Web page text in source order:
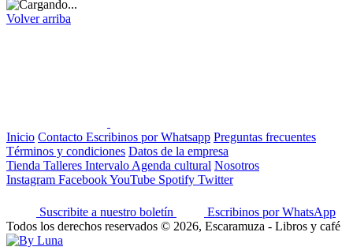
Volver arriba
Inicio Contacto Escribinos por Whatsapp Preguntas frecuentes
Términos y condiciones Datos de la empresa
Tienda Talleres Intervalo Agenda cultural Nosotros
Instagram FacebookYouTube Spotify Twitter
Suscribite a nuestro boletín
Escribinos por WhatsApp
Todos los derechos reservados © 2026, Escaramuza - Libros y café